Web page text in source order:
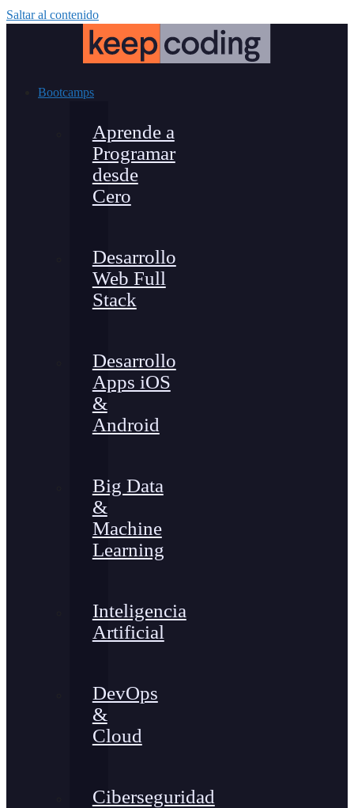
Saltar al contenido
Bootcamps
Aprende a
Programar
desde
Cero
Desarrollo
Web Full
Stack
Desarrollo
Apps iOS
&
Android
Big Data
&
Machine
Learning
Inteligencia
Artificial
DevOps
&
Cloud
Ciberseguridad